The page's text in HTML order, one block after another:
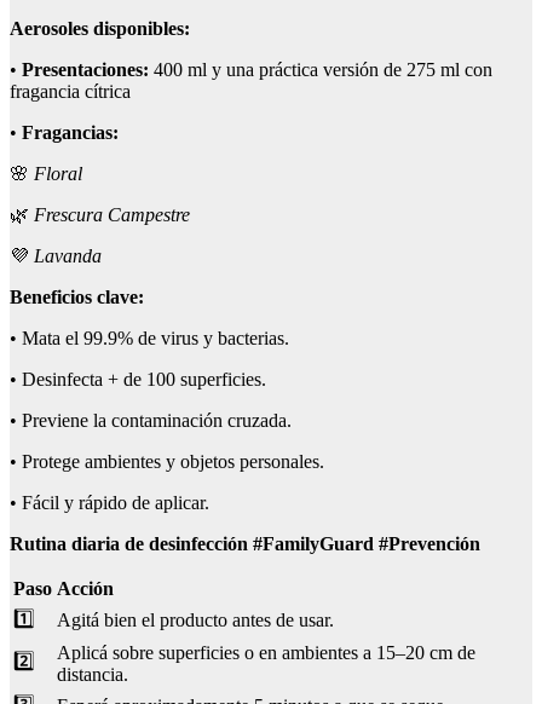
Aerosoles disponibles:
• Presentaciones: 400 ml y una práctica versión de 275 ml con
fragancia cítrica
• Fragancias:
🌸 Floral
🌿 Frescura Campestre
💜 Lavanda
Beneficios clave:
• Mata el 99.9% de virus y bacterias.
• Desinfecta + de 100 superficies.
• Previene la contaminación cruzada.
• Protege ambientes y objetos personales.
• Fácil y rápido de aplicar.
Rutina diaria de desinfección #FamilyGuard #Prevención
Paso Acción
1️⃣
Agitá bien el producto antes de usar.
2️⃣
Aplicá sobre superficies o en ambientes a 15–20 cm de
distancia.